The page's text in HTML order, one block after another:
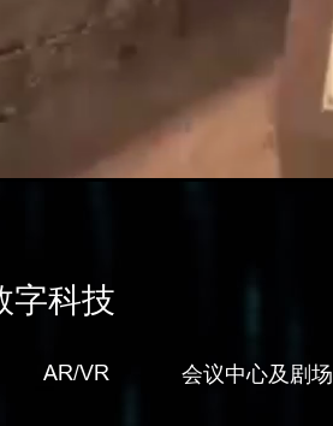
字科技
AR/VR 会议中心及剧场